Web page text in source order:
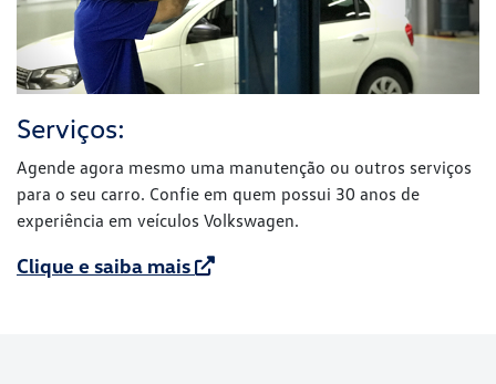
Serviços:
Agende agora mesmo uma manutenção ou outros serviços
para o seu carro. Confie em quem possui 30 anos de
experiência em veículos Volkswagen.
Clique e saiba mais